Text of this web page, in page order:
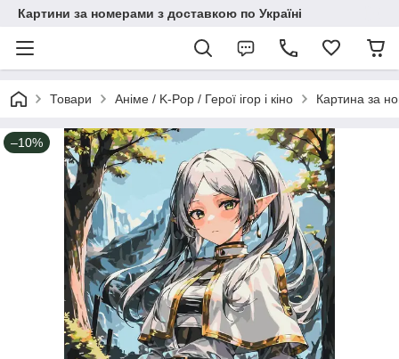
Картини за номерами з доставкою по Україні
Товари Аніме / K-Pop / Герої ігор і кіно Картина за
–10%